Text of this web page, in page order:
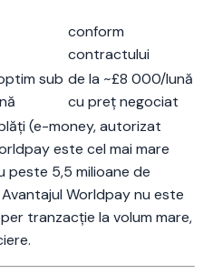
conform
contractului
sub de la ~£8 000/lună
cu preț negociat
(e-money, autorizat
este cel mai mare
peste 5,5 milioane de
Worldpay nu este
tranzacție la volum mare,